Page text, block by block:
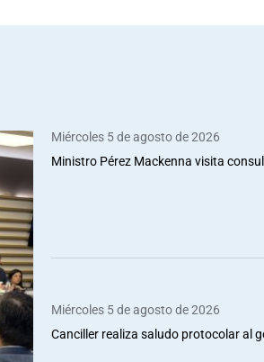
Miércoles 5 de agosto de 2026
Ministro Pérez Mackenna visita
Miércoles 5 de agosto de 2026
Canciller realiza saludo protocolar al